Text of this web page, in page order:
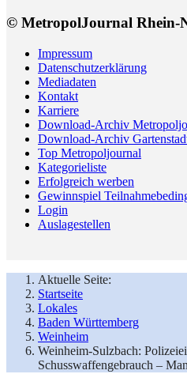
© MetropolJournal Rhein-
Impressum
Datenschutzerklärung
Mediadaten
Kontakt
Karriere
Download-Archiv
Download-Archiv
Top Metropoljournal
Kategorieliste
Erfolgreich werben
Gewinnspiel
Login
Auslagestellen
Aktuelle Seite:
Startseite
Lokales
Baden Württemberg
Weinheim
Weinheim-Sulzbach:
Schusswaffengebrauch –